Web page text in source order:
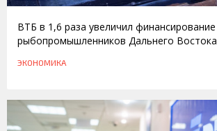
ВТБ в 1,6 раза увеличил финансирование
рыбопромышленников Дальнего Востока
ЭКОНОМИКА